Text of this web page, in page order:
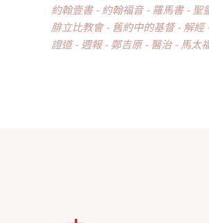
約翰壹書
約翰福音 羅馬書
聖
腓立比教會
舊約中的基督 解經
證道
週報 鄭吉原 醫治 馬太